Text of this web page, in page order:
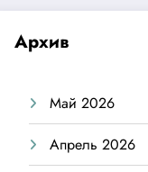
Архив
Май 2026
Апрель 2026